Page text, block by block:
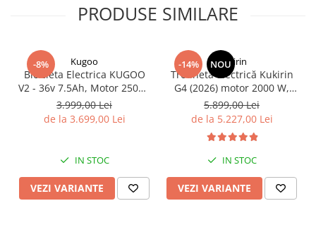
PRODUSE SIMILARE
-8% Kugoo
Bicicleta Electrica KUGOO
V2 - 36v 7.5Ah, Motor 250W,
25Km/h, Roti 20''
3.999,00 Lei
de la 3.699,00 Lei
IN STOC
VEZI VARIANTE
-14% NOU
KuKirin
Trotinetă electrică Kukirin
G4 (2026) motor 2000 W,
viteză maximă 70 km/h,
baterie cu litiu 60 V 20 Ah,
anvelope de 11 inchi
5.899,00 Lei
de la 5.227,00 Lei
IN STOC
VEZI VARIANTE